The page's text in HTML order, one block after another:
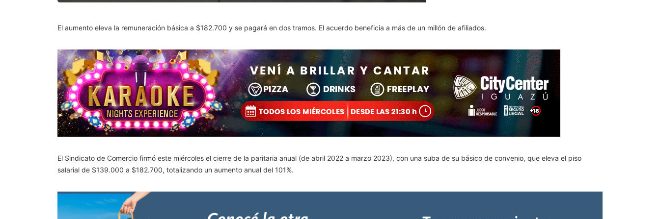
El aumento eleva la remuneración básica a $182.700 y se pagará en dos tramos. El acuerdo beneficia a más de un millón de afiliados.
El Sindicato de Comercio firmó este miércoles el cierre de la paritaria anual (de abril 2022 a marzo 2023), con una suba de su básico de convenio, que eleva el piso
salarial de $139.000 a $182.700, totalizando un aumento anual del 101%.